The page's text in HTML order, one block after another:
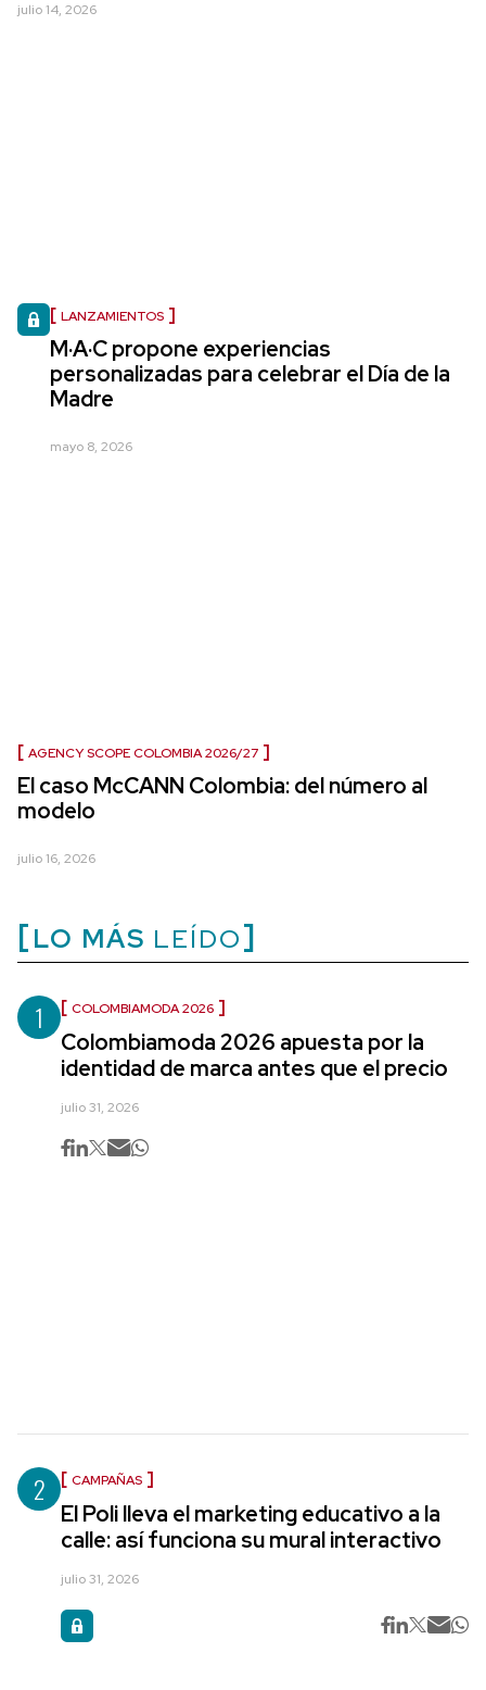
julio 14, 2026
LANZAMIENTOS
M·A·C propone experiencias
personalizadas para celebrar el Día de la
Madre
mayo 8, 2026
AGENCY SCOPE COLOMBIA 2026/27
El caso McCANN Colombia: del número al
modelo
julio 16, 2026
LO MÁS LEÍDO
1 COLOMBIAMODA 2026
Colombiamoda 2026 apuesta por la
identidad de marca antes que el precio
julio 31, 2026
2 CAMPAÑAS
El Poli lleva el marketing educativo a la
calle: así funciona su mural interactivo
julio 31, 2026